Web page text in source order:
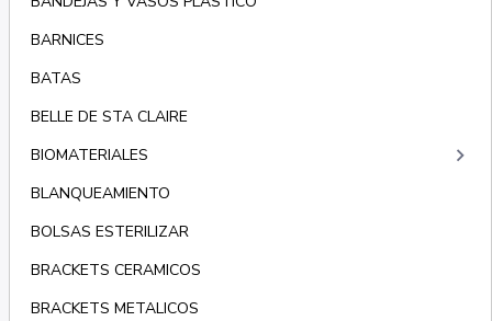
BARNICES
BATAS
BELLE DE STA CLAIRE
BIOMATERIALES
keyboard_arrow_right
BLANQUEAMIENTO
BOLSAS ESTERILIZAR
BRACKETS CERAMICOS
BRACKETS METALICOS